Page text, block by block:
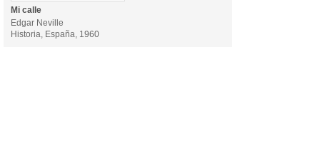
Mi calle
Edgar Neville
Historia, España, 1960